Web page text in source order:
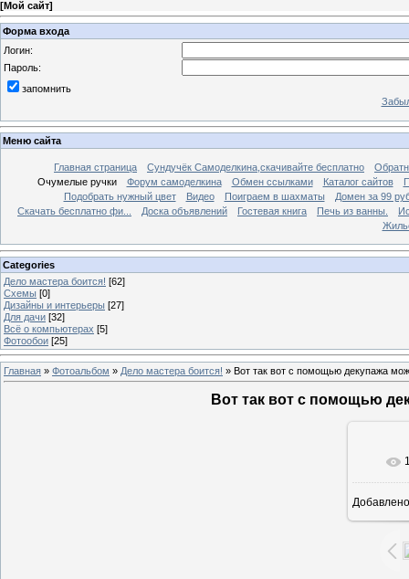
[Мой сайт]
Форма входа
Логин:
Пароль:
запомнить
Меню сайта
Главная страница Сундучёк Самоделкина,скачивайте бесплатно
Очумелые ручки
Форум самоделкина Обмен ссылками Каталог сайтов
Подобрать нужный цвет
Видео Поиграем в шахматы
Домен за 99
Скачать бесплатно фи...
Доска объявлений Гостевая книга Печь из ванны.
Categories
Дело мастера боится! [62]
Схемы [0]
Дизайны и интерьеры [27]
Для дачи [32]
Всё о компьютерах [5]
Фотообои [25]
Главная » Фотоальбом » Дело мастера боится! » Вот так вот с помощью декупажа
Вот так вот с помощью
В
Добавлено